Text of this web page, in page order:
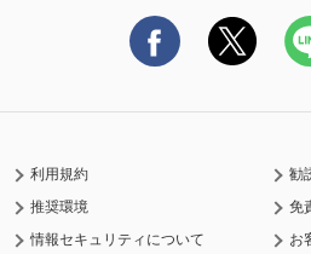
利用規約
推奨環境
情報セキュリティについて
勧
免
お